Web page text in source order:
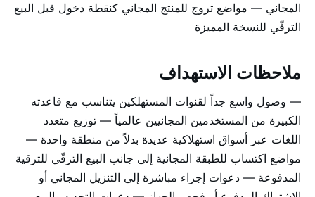
المجاني — مواضع تروج للمنتج المجاني كنقطة دخول قبل البيع
الترقّي للنسخة المميزة
ملاحظات الاستهداف
— وصول واسع جداً لقنوات المستهلكين يتناسب مع قاعدته
الكبيرة من المستخدمين المجانيين عالمياً — توزيع متعدد
اللغات عبر أسواق استهلاكية عديدة بدلاً من منطقة واحدة —
مواضع اكتساب للطبقة المجانية إلى جانب البيع الترقّي للترقية
المدفوعة — دعوات إجراء مباشرة إلى التنزيل المجاني أو